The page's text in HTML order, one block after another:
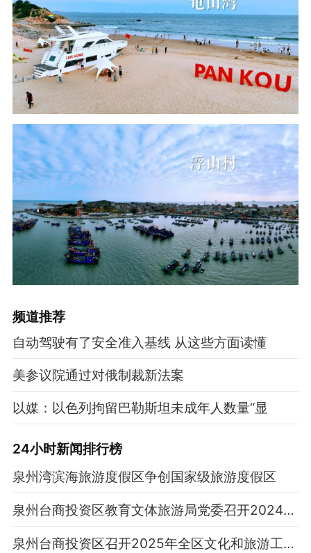
频道推荐
自动驾驶有了安全准入基线 从这些方面读懂
美参议院通过对俄制裁新法案
以媒：以色列拘留巴勒斯坦未成年人数量“显
24小时新闻排行榜
泉州湾滨海旅游度假区争创国家级旅游度假区
泉州台商投资区教育文体旅游局党委召开2024年党组织书记抓基层党建述职评议会议
泉州台商投资区召开2025年全区文化和旅游工作会议暨文旅安全工作部署会